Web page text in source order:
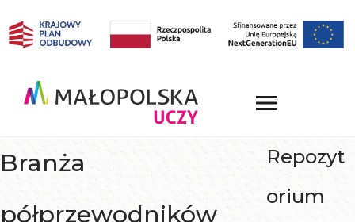
Branża
półprzewodników
Repozyt
orium